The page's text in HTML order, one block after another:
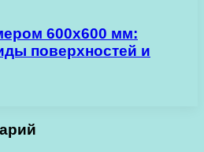
600х600 мм:
поверхностей и